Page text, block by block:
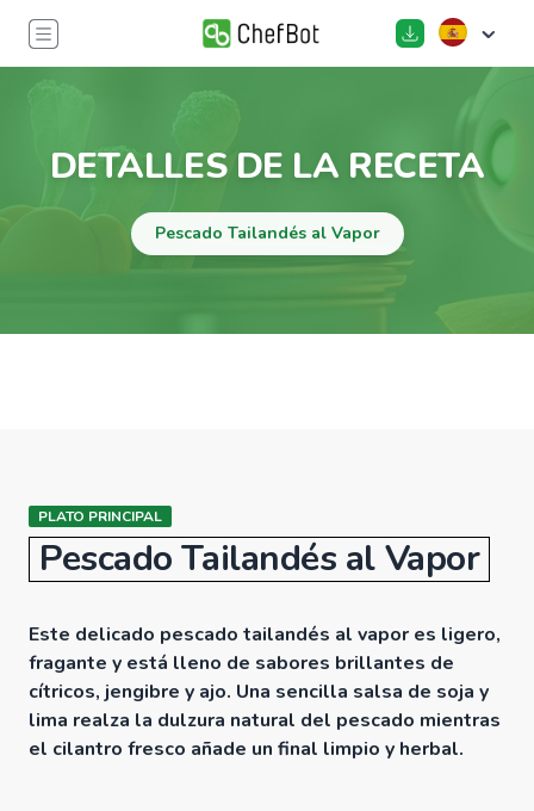
DETALLES DE LA RECETA
Pescado Tailandés al Vapor
PLATO PRINCIPAL
Pescado Tailandés al Vapor
Este delicado pescado tailandés al vapor es ligero,
fragante y está lleno de sabores brillantes de
cítricos, jengibre y ajo. Una sencilla salsa de soja y
lima realza la dulzura natural del pescado mientras
el cilantro fresco añade un final limpio y herbal.